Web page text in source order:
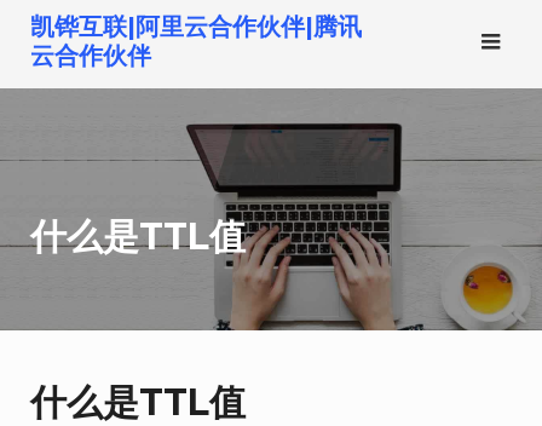
到
凯铧互联|阿里云合作伙伴|腾讯
云合作伙伴
什么是TTL值
什么是TTL值